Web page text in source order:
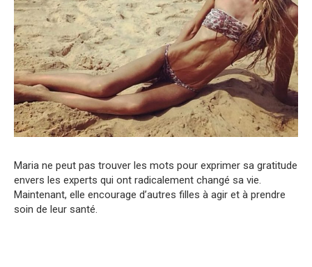
Maria ne peut pas trouver les mots pour exprimer sa gratitude
envers les experts qui ont radicalement changé sa vie.
Maintenant, elle encourage d’autres filles à agir et à prendre
soin de leur santé.